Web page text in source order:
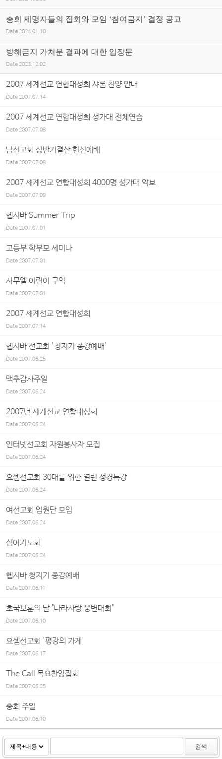
총회 제명자들의 집회와 모임 ‘참여금지’ 결정 공고
Date 2024.01.10
방해금지 가처분 결과에 대한 입장문
Date 2023.12.02
2007 세계선교 연합대성회 샤론 찬양 안내
Date2007.07.14
2007 세계선교 연합대성회 성가대 전체연습
Date2007.07.08
남선교회 상반기결산 헌신예배
Date2007.07.08
2007 세계선교 연합대성회 4000명 성가대 악보
Date2007.07.09
헵시바 Summer Trip
Date2007.07.01
고등부 학부모 세미나
Date2007.07.01
사무엘 어린이 구역
Date2007.07.01
2007 세계선교 연합대성회
Date2007.07.14
헵시바 선교회 '청지기 종강예배'
Date2007.06.25
맥추감사주일
Date2007.06.24
2007년 세계선교 연합대성회
Date2007.06.24
인터넷선교회 자원봉사자 모집
Date2007.06.24
요셉선교회 30대를 위한 열린 성경특강
Date2007.06.24
여선교회 임원단 모임
Date2007.06.24
심야기도회
Date2007.06.24
헵시바 청지기 종강예배
Date2007.06.17
호국보훈의 달 "나라사랑 웅변대회"
Date2007.06.10
요셉선교회 '평강의 가게'
Date2007.06.17
The Call 목요찬양집회
Date2007.06.25
총회 주일
Date2007.06.10
검색